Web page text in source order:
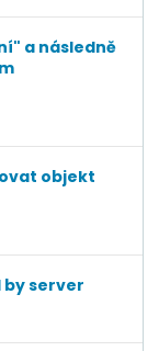
a následně
objekt
server